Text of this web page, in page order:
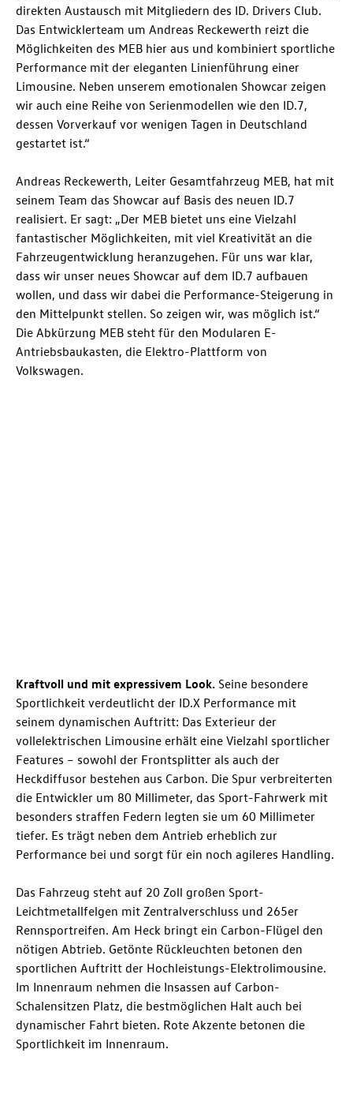
direkten Austausch mit Mitgliedern des ID. Drivers Club.
Das Entwicklerteam um Andreas Reckewerth reizt die
Möglichkeiten des MEB hier aus und kombiniert sportliche
Performance mit der eleganten Linienführung einer
Limousine. Neben unserem emotionalen Showcar zeigen
wir auch eine Reihe von Serienmodellen wie den ID.7,
dessen Vorverkauf vor wenigen Tagen in Deutschland
gestartet ist.“
Andreas Reckewerth, Leiter Gesamtfahrzeug MEB, hat mit
seinem Team das Showcar auf Basis des neuen ID.7
realisiert. Er sagt: „Der MEB bietet uns eine Vielzahl
fantastischer Möglichkeiten, mit viel Kreativität an die
Fahrzeugentwicklung heranzugehen. Für uns war klar,
dass wir unser neues Showcar auf dem ID.7 aufbauen
wollen, und dass wir dabei die Performance-Steigerung in
den Mittelpunkt stellen. So zeigen wir, was möglich ist.“
Die Abkürzung MEB steht für den Modularen E-
Antriebsbaukasten, die Elektro-Plattform von
Volkswagen.
Kraftvoll und mit expressivem Look. Seine besondere
Sportlichkeit verdeutlicht der ID.X Performance mit
seinem dynamischen Auftritt: Das Exterieur der
vollelektrischen Limousine erhält eine Vielzahl sportlicher
Features – sowohl der Frontsplitter als auch der
Heckdiffusor bestehen aus Carbon. Die Spur verbreiterten
die Entwickler um 80 Millimeter, das Sport-Fahrwerk mit
besonders straffen Federn legten sie um 60 Millimeter
tiefer. Es trägt neben dem Antrieb erheblich zur
Performance bei und sorgt für ein noch agileres Handling.
Das Fahrzeug steht auf 20 Zoll großen Sport-
Leichtmetallfelgen mit Zentralverschluss und 265er
Rennsportreifen. Am Heck bringt ein Carbon-Flügel den
nötigen Abtrieb. Getönte Rückleuchten betonen den
sportlichen Auftritt der Hochleistungs-Elektrolimousine.
Im Innenraum nehmen die Insassen auf Carbon-
Schalensitzen Platz, die bestmöglichen Halt auch bei
dynamischer Fahrt bieten. Rote Akzente betonen die
Sportlichkeit im Innenraum.